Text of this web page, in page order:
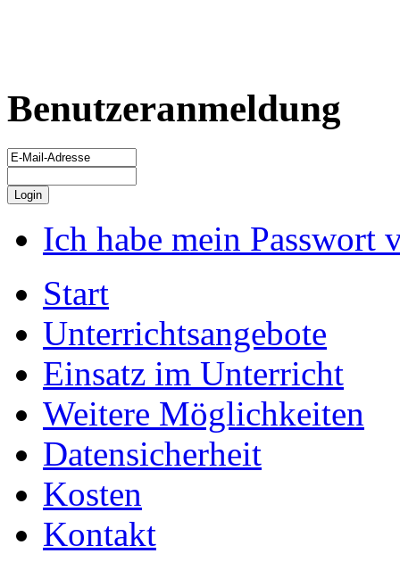
Benutzeranmeldung
Ich habe mein Passwort
Start
Unterrichtsangebote
Einsatz im Unterricht
Weitere Möglichkeiten
Datensicherheit
Kosten
Kontakt